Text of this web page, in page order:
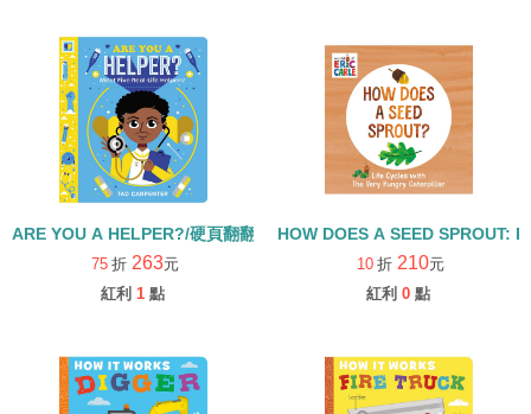
ARE YOU A HELPER?/硬頁翻翻書
75 折 263元
紅利 1 點
HOW DOES A SEED SPROUT:
10 折 210元
紅利 0 點